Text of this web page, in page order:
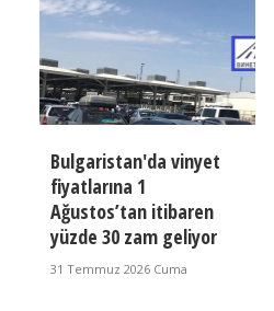
Bulgaristan'da vinyet
fiyatlarına 1
Ağustos’tan itibaren
yüzde 30 zam geliyor
31 Temmuz 2026 Cuma